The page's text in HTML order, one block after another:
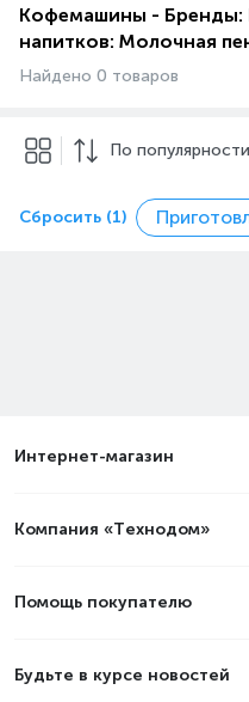
Кофемашины - Бренды:
напитков: Молочная
Найдено 0 товаров
По популярности
Сбросить (1)
Интернет-магазин
Компания «Технодом»
Помощь покупателю
Будьте в курсе новостей